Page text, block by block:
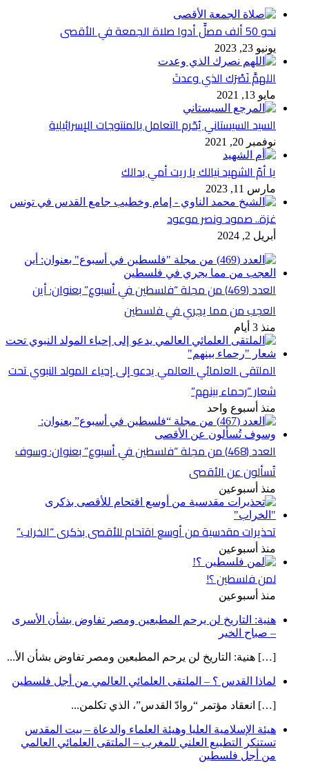
نحو 50 ألف مصلٍّ أدوا صلاة الجمعة في الأقصى
يونيو 23, 2023
اللهمَّ نَصْرَك الذي وعدتَ
مايو 13, 2021
السيد السيستاني يُحّرم التعامل بالمنتوجات الإسرائيلية
نوفمبر 20, 2021
يا أمّ الشهيد نيالك يا ريت أمي بدالك
مارس 11, 2023
غزة.. صمود ونصر موعود
أبريل 2, 2024
العدد (469) من مجلة “فلسطين في أسبوع” بعنوان: أين
العجب من مما يجري في فلسطين
منذ 3 أيام
الملتقى العلمائي العالمي يدعو إلى إحياء المولد النبوي تحت
شعار “رحماء بينهم”
منذ أسبوع واحد
العدد (468) من مجلة “فلسطين في أسبوع” بعنوان: وسوف
تُسألون عن الأقصى
منذ أسبوعين
تحذيرات مقدسية من أوسع اقتحام للأقصى بذكرى “الخراب”
منذ أسبوعين
لمن فلسطين ؟!
منذ أسبوعين
هنية: التاريخ لن يرحم المطبعين ومصر تفاوض بشأن الأسرى
– صباح الخير
[…] هنية: التاريخ لن يرحم المطبعين ومصر تفاوض بشأن الأ...
لماذا القدس ؟ – الملتقى العلمائي العالمي من أجل فلسطين
[…] انعقاد مؤتمر “روادّ القدس”، الذي تكلمن...
هيئة الإسلامية العليا وهيئة العلماء والدعاة – بيت المقدس
تستنكر التطبيع العلني للمغرب – الملتقى العلمائي العالمي
من أجل فلسطين